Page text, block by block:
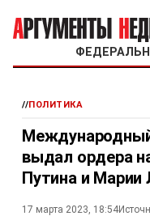
//ПОЛИТИКА
Международный
выдал ордера
Путина и Марии
17 марта 2023, 18:54